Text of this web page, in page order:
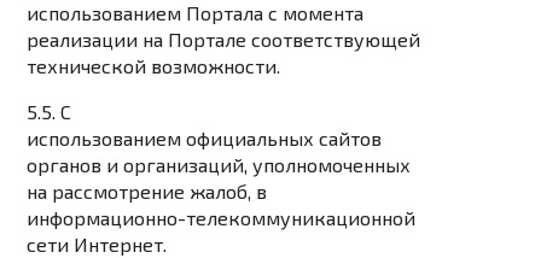
использованием Портала с момента
реализации на Портале соответствующей
технической возможности.
5.5. С
использованием официальных сайтов
органов и организаций, уполномоченных
на рассмотрение жалоб, в
информационно-телекоммуникационной
сети Интернет.